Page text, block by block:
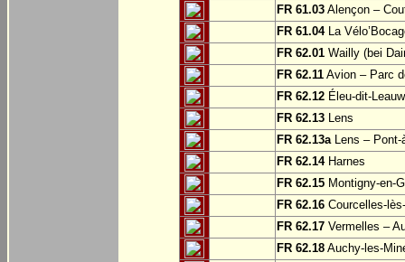
FR 61.03 Alençon –
FR 61.04La
FR 62.01 Wailly (bei
FR 62.11 Avion – Parc
FR 62.12 Éleu-dit-
FR 62.13 Lens
FR 62.13aLens – Pont-
FR 62.14Harnes
FR 62.15 Montigny-en-
FR 62.16 Courcelles-
FR 62.17 Vermelles –
FR 62.18 Auchy-les-